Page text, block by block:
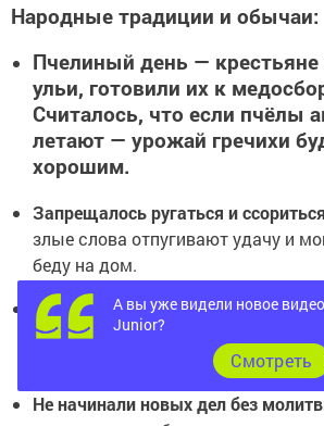
Народные традиции и обычаи:
Пчелиный день —
ульи, готовили их к
Считалось, что если пчёлы
летают — урожай гречихи
хорошим.
Запрещалось ругаться и ссориться
злые слова отпугивают удачу и
беду на дом.
Девушки гадали на суженого—
под подушку пучок травы, чтобы
Не начинали новых дел без
А вы уже видели новое
Junior?
Cмотреть